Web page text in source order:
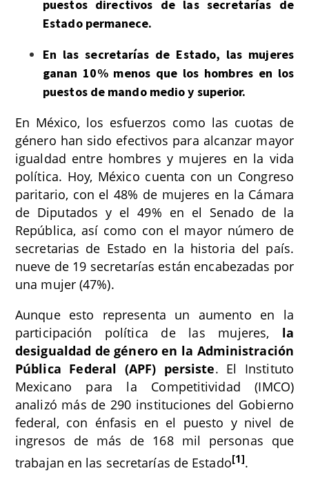
puestos directivos de las secretarías de
Estado permanece.
En las secretarías de Estado, las mujeres
ganan 10% menos que los hombres en los
puestos de mando medio y superior.
En México, los esfuerzos como las cuotas de
género han sido efectivos para alcanzar mayor
igualdad entre hombres y mujeres en la vida
política. Hoy, México cuenta con un Congreso
paritario, con el 48% de mujeres en la Cámara
de Diputados y el 49% en el Senado de la
República, así como con el mayor número de
secretarias de Estado en la historia del país.
nueve de 19 secretarías están encabezadas por
una mujer (47%).
Aunque esto representa un aumento en la
participación política de las mujeres, la
desigualdad de género en la Administración
Pública Federal (APF) persiste. El Instituto
Mexicano para la Competitividad (IMCO)
analizó más de 290 instituciones del Gobierno
federal, con énfasis en el puesto y nivel de
ingresos de más de 168 mil personas que
trabajan en las secretarías de Estado[1].